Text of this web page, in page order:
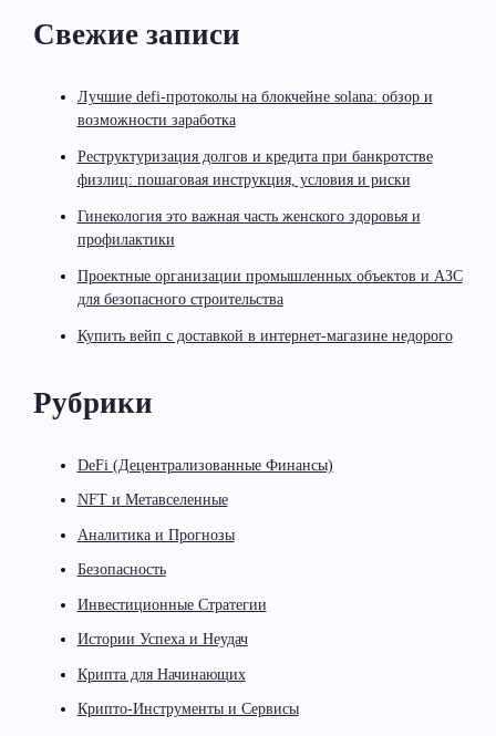
Свежие записи
Лучшие defi-протоколы на блокчейне solana: обзор и
возможности заработка
Реструктуризация долгов и кредита при банкротстве
физлиц: пошаговая инструкция, условия и риски
Гинекология это важная часть женского здоровья и
профилактики
Проектные организации промышленных объектов и АЗС
для безопасного строительства
Купить вейп с доставкой в интернет-магазине недорого
Рубрики
DeFi (Децентрализованные Финансы)
NFT и Метавселенные
Аналитика и Прогнозы
Безопасность
Инвестиционные Стратегии
Истории Успеха и Неудач
Крипта для Начинающих
Крипто-Инструменты и Сервисы